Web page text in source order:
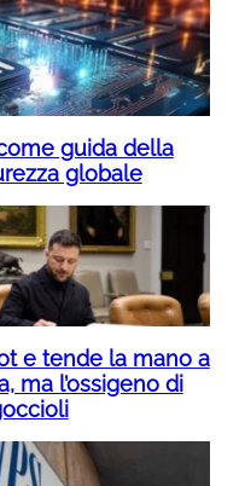
guida della
globale
e tende la mano a
ma l’ossigeno di